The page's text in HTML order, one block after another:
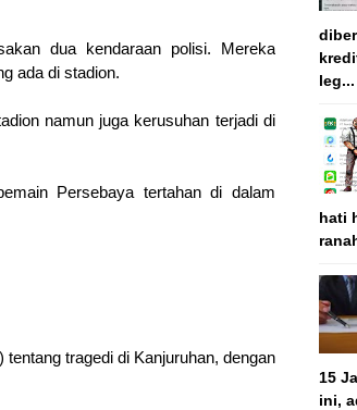
dua kendaraan polisi. Mereka
ada di stadion.
namun juga kerusuhan terjadi di
Persebaya tertahan di dalam
tragedi di Kanjuruhan, dengan
leg...
hati
15
ini,